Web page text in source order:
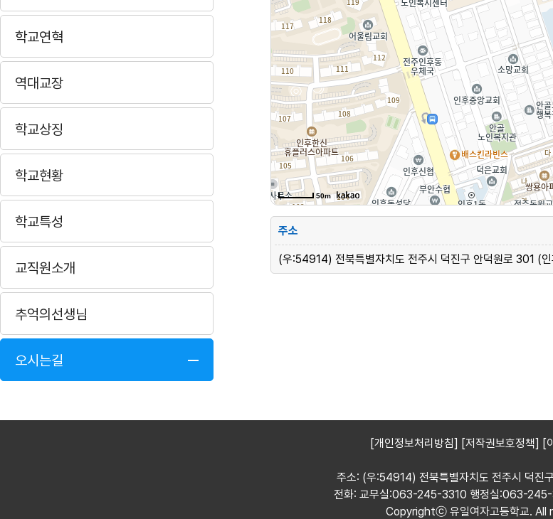
학교연혁
역대교장
학교상징
학교현황
학교특성
교직원소개
추억의선생님
오시는길
주소
(우:54914) 전북특별자치도 전주시 덕진구 안덕원로 301 (인
[개인정보처리방침] [저작권보호정책] [
주소: (우:54914) 전북특별자치도 전주시 덕진
전화: 교무실:063-245-3310 행정실:063-
Copyrightⓒ 유일여자고등학교. All